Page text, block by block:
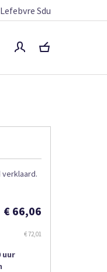
Sdu
€ 66,06
€ 72,01
uur